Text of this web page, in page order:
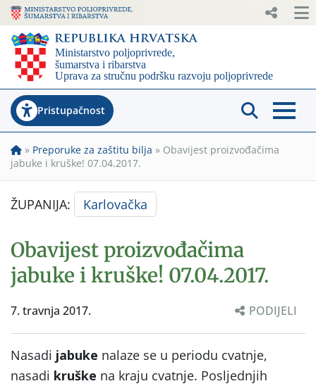
Pristupačnost
» Preporuke za zaštitu bilja » Obavijest proizvođačima
jabuke i kruške! 07.04.2017.
ŽUPANIJA: Karlovačka
Obavijest proizvođačima
jabuke i kruške! 07.04.2017.
7. travnja 2017. PODIJELI
Nasadi jabuke nalaze se u periodu cvatnje,
nasadi kruške na kraju cvatnje. Posljednjih